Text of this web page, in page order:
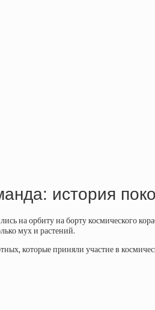
история
на орбиту на борту космического
мух и растений.
которые приняли участие в